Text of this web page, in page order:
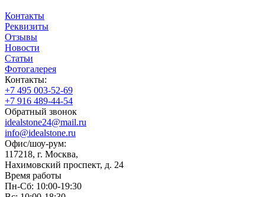
Контакты
Реквизиты
Отзывы
Новости
Статьи
Фотогалерея
Контакты:
+7 495 003-52-69
+7 916 489-44-54
Обратный звонок
idealstone24@mail.ru
info@idealstone.ru
Офис/шоу-рум:
117218, г. Москва,
Нахимовский проспект, д. 24
Время работы
Пн-Сб: 10:00-19:30